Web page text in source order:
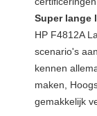
Super lange
HP F4812A
scenario's
kennen
maken,
gemakkelijk